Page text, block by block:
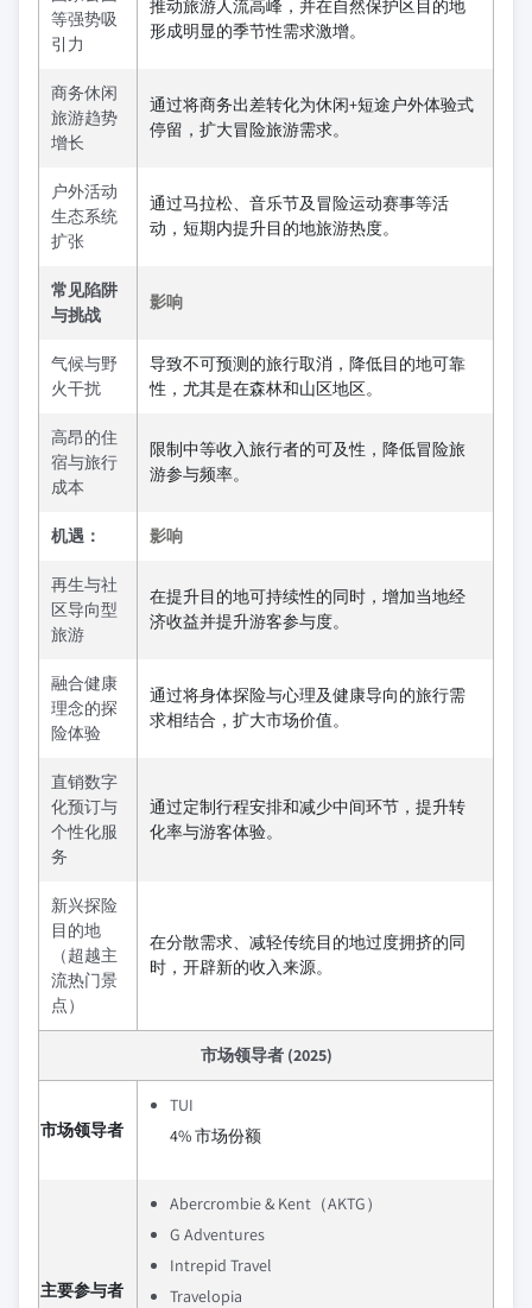
等强势吸
引力
推动旅游人流高峰，并在自然保护区目的地
形成明显的季节性需求激增。
商务休闲
旅游趋势
增长
通过将商务出差转化为休闲+短途户外体验式
停留，扩大冒险旅游需求。
户外活动
生态系统
扩张
通过马拉松、音乐节及冒险运动赛事等活
动，短期内提升目的地旅游热度。
常见陷阱
与挑战
影响
气候与野
火干扰
导致不可预测的旅行取消，降低目的地可靠
性，尤其是在森林和山区地区。
高昂的住
宿与旅行
成本
限制中等收入旅行者的可及性，降低冒险旅
游参与频率。
机遇： 影响
再生与社
区导向型
旅游
在提升目的地可持续性的同时，增加当地经
济收益并提升游客参与度。
融合健康
理念的探
险体验
通过将身体探险与心理及健康导向的旅行需
求相结合，扩大市场价值。
直销数字
化预订与
个性化服
务
通过定制行程安排和减少中间环节，提升转
化率与游客体验。
新兴探险
目的地
（超越主
流热门景
点）
在分散需求、减轻传统目的地过度拥挤的同
时，开辟新的收入来源。
市场领导者 (2025)
市场领导者
TUI
4% 市场份额
主要参与者
Abercrombie & Kent（AKTG）
G Adventures
Intrepid Travel
Travelopia